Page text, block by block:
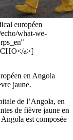
européen
what-we-
a>]
en Angola
jaune.
de l’Angola, en
de fièvre jaune en
est composée